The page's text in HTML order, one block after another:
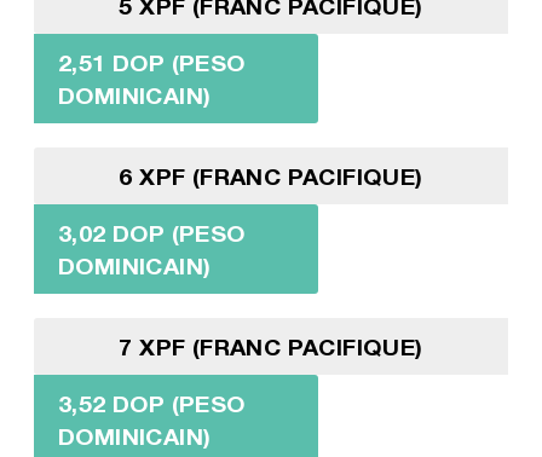
5 XPF (FRANC PACIFIQUE)
2,51 DOP (PESO
DOMINICAIN)
6 XPF (FRANC PACIFIQUE)
3,02 DOP (PESO
DOMINICAIN)
7 XPF (FRANC PACIFIQUE)
3,52 DOP (PESO
DOMINICAIN)